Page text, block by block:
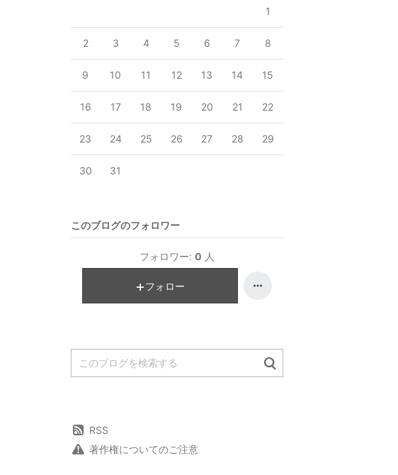
1
2 3 4 5 6 7 8
9 10 11 12 13 14 15
16 17 18 19 20 21 22
23 24 25 26 27 28 29
30 31
このブログのフォロワー
フォロワー: 0 人
フォロー
RSS
著作権についてのご注意